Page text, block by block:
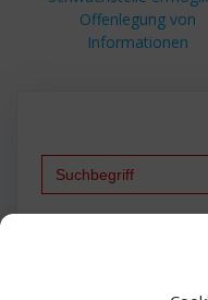
Offenlegung von
Informationen
Exchange